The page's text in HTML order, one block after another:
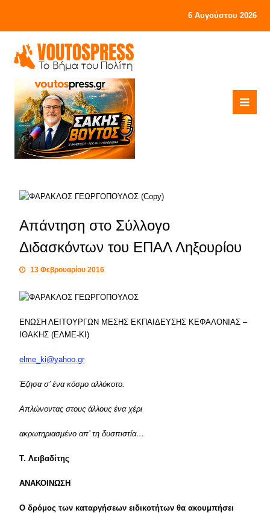
6 Αυγούστου 2026
Απάντηση στο Σύλλογο
Διδασκόντων του ΕΠΑΛ Ληξουρίου
13 Φεβρουαρίου 2016
ΕΝΩΣΗ ΛΕΙΤΟΥΡΓΩΝ ΜΕΣΗΣ ΕΚΠΑΙΔΕΥΣΗΣ ΚΕΦΑΛΟΝΙΑΣ –
ΙΘΑΚΗΣ (ΕΛΜΕ-ΚΙ)
elme_ki@yahoo.gr
Έζησα σ’ ένα κόσμο αλλόκοτο.
Απλώνοντας στους άλλους ένα χέρι
ακρωτηριασμένο απ’ τη δυσπιστία…
Τ. Λειβαδίτης
ΑΝΑΚΟΙΝΩΣΗ
Ο δρόμος των καταργήσεων ειδικοτήτων θα ακουμπήσει